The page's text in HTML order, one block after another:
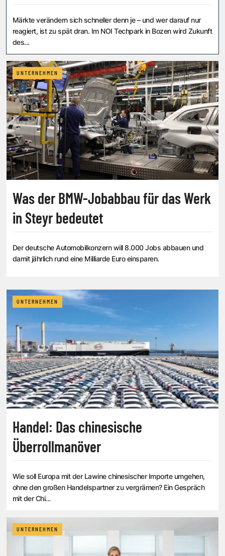
Märkte verändern sich schneller denn je – und wer darauf nur
reagiert, ist zu spät dran. Im NOI Techpark in Bozen wird Zukunft
des...
UNTERNEHMEN
Was der BMW-Jobabbau für das Werk
in Steyr bedeutet
Der deutsche Automobilkonzern will 8.000 Jobs abbauen und
damit jährlich rund eine Milliarde Euro einsparen.
UNTERNEHMEN
Handel: Das chinesische
Überrollmanöver
Wie soll Europa mit der Lawine chinesischer Importe umgehen,
ohne den großen Handelspartner zu vergrämen? Ein Gespräch
mit der Chi...
UNTERNEHMEN